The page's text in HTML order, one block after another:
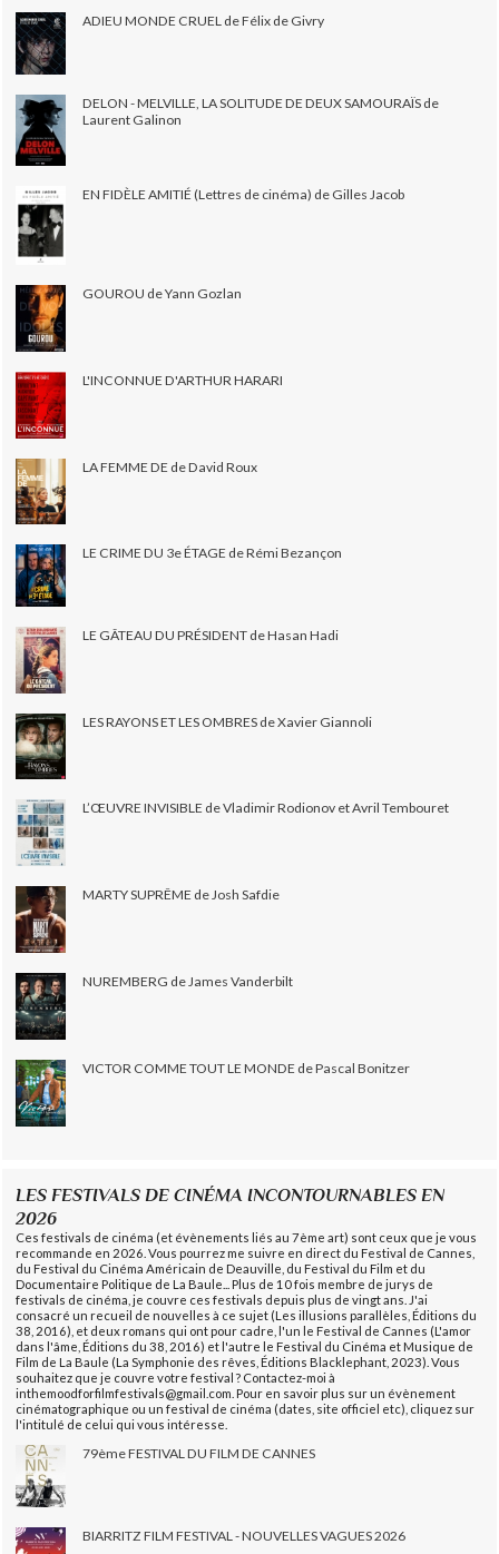
ADIEU MONDE CRUEL de Félix de Givry
DELON - MELVILLE, LA SOLITUDE DE DEUX SAMOURAÏS de
Laurent Galinon
EN FIDÈLE AMITIÉ (Lettres de cinéma) de Gilles Jacob
GOUROU de Yann Gozlan
L'INCONNUE D'ARTHUR HARARI
LA FEMME DE de David Roux
LE CRIME DU 3e ÉTAGE de Rémi Bezançon
LE GÂTEAU DU PRÉSIDENT de Hasan Hadi
LES RAYONS ET LES OMBRES de Xavier Giannoli
L’ŒUVRE INVISIBLE de Vladimir Rodionov et Avril Tembouret
MARTY SUPRÊME de Josh Safdie
NUREMBERG de James Vanderbilt
VICTOR COMME TOUT LE MONDE de Pascal Bonitzer
LES FESTIVALS DE CINÉMA INCONTOURNABLES EN
2026
Ces festivals de cinéma (et évènements liés au 7ème art) sont ceux que je vous
recommande en 2026. Vous pourrez me suivre en direct du Festival de Cannes,
du Festival du Cinéma Américain de Deauville, du Festival du Film et du
Documentaire Politique de La Baule... Plus de 10 fois membre de jurys de
festivals de cinéma, je couvre ces festivals depuis plus de vingt ans. J'ai
consacré un recueil de nouvelles à ce sujet (Les illusions parallèles, Éditions du
38, 2016), et deux romans qui ont pour cadre, l'un le Festival de Cannes (L'amor
dans l'âme, Éditions du 38, 2016) et l'autre le Festival du Cinéma et Musique de
Film de La Baule (La Symphonie des rêves, Éditions Blacklephant, 2023). Vous
souhaitez que je couvre votre festival ? Contactez-moi à
inthemoodforfilmfestivals@gmail.com. Pour en savoir plus sur un évènement
cinématographique ou un festival de cinéma (dates, site officiel etc), cliquez sur
l'intitulé de celui qui vous intéresse.
79ème FESTIVAL DU FILM DE CANNES
BIARRITZ FILM FESTIVAL - NOUVELLES VAGUES 2026